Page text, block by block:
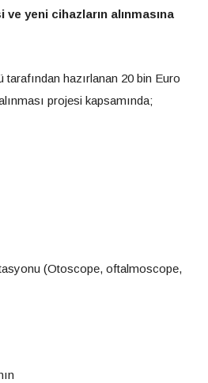
ve yeni cihazların alınmasına
tarafından hazırlanan 20 bin Euro
projesi kapsamında;
(Otoscope, oftalmoscope,